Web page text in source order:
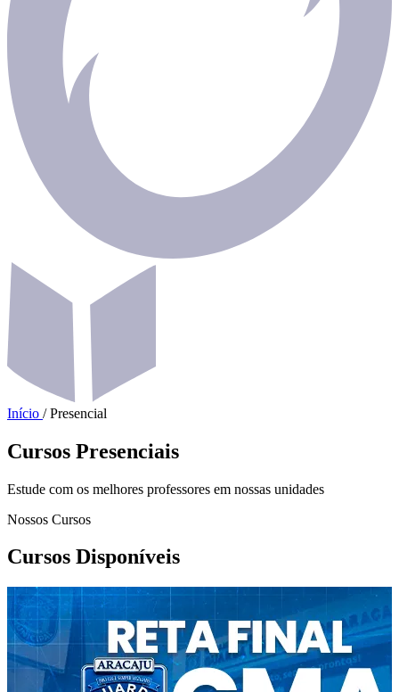
Início / Presencial
Cursos Presenciais
Estude com os melhores professores em nossas unidades
Nossos Cursos
Cursos Disponíveis